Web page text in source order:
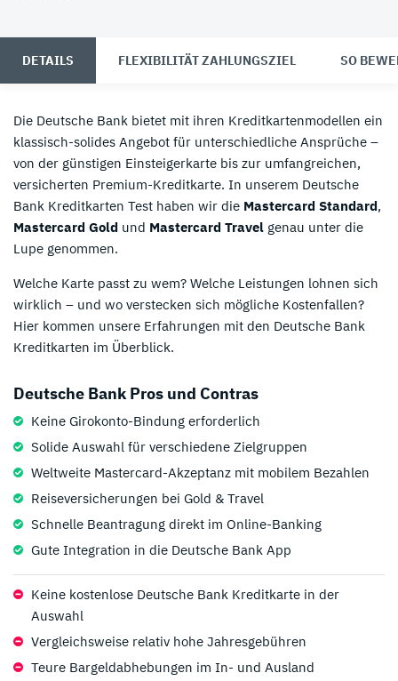
DETAILS FLEXIBILITÄT ZAHLUNGSZIEL SO
Die Deutsche Bank bietet mit ihren Kreditkartenmodellen ein
klassisch-solides Angebot für unterschiedliche Ansprüche –
von der günstigen Einsteigerkarte bis zur umfangreichen,
versicherten Premium-Kreditkarte. In unserem Deutsche
Bank Kreditkarten Test haben wir die Mastercard Standard,
Mastercard Gold und Mastercard Travel genau unter die
Lupe genommen.
Welche Karte passt zu wem? Welche Leistungen lohnen sich
wirklich – und wo verstecken sich mögliche Kostenfallen?
Hier kommen unsere Erfahrungen mit den Deutsche Bank
Kreditkarten im Überblick.
Deutsche Bank Pros und Contras
Keine Girokonto-Bindung erforderlich
Solide Auswahl für verschiedene Zielgruppen
Weltweite Mastercard-Akzeptanz mit mobilem Bezahlen
Reiseversicherungen bei Gold & Travel
Schnelle Beantragung direkt im Online-Banking
Gute Integration in die Deutsche Bank App
Keine kostenlose Deutsche Bank Kreditkarte in der
Auswahl
Vergleichsweise relativ hohe Jahresgebühren
Teure Bargeldabhebungen im In- und Ausland